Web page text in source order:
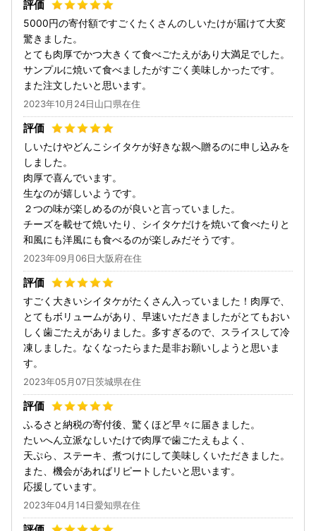
5000円の寄付額ですごくたくさんのしいたけが届けて大変
驚きました。
とても肉厚でかつ大きくて食べごたえがあり大満足でした。
サンプルに焼いて食べましたがすごく美味しかったです。
また注文したいと思います。
2023年10月24日山口県在住
しいたけやどんこシイタケが好きな親へ贈るのに申し込みを
しました。
肉厚で喜んでいます。
生なのが嬉しいようです。
２つの味が楽しめるのが良いと言っていました。
チーズを載せて焼いたり、シイタケだけを焼いて食べたりと
和風にも洋風にも食べるのが楽しみだそうです。
2023年09月06日大阪府在住
すごく大きいシイタケがたくさん入っていました！肉厚で、
とてもボリュームがあり、早速いただきましたがとてもおい
しく歯ごたえがありました。多すぎるので、スライスして冷
凍しました。なくなったらまた是非お願いしようと思いま
す。
2023年05月07日茨城県在住
ふるさと納税の寄付後、驚くほど早々に届きました。
たいへん立派なしいたけで肉厚で歯ごたえもよく、
天ぷら、ステーキ、煮つけにして美味しくいただきました。
また、機会があればリピートしたいと思います。
応援しています。
2023年04月14日愛知県在住